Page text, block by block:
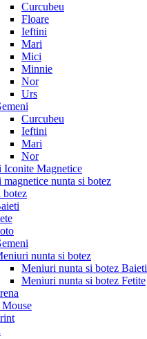
Curcubeu
Floare
Ieftini
Mari
Mici
Minnie
Nor
Urs
Curcubeu
Ieftini
Mari
Nor
Iconite Magnetice
nunta si botez
nunta si botez
Meniuri nunta si botez Baieti
Meniuri nunta si botez Fetite